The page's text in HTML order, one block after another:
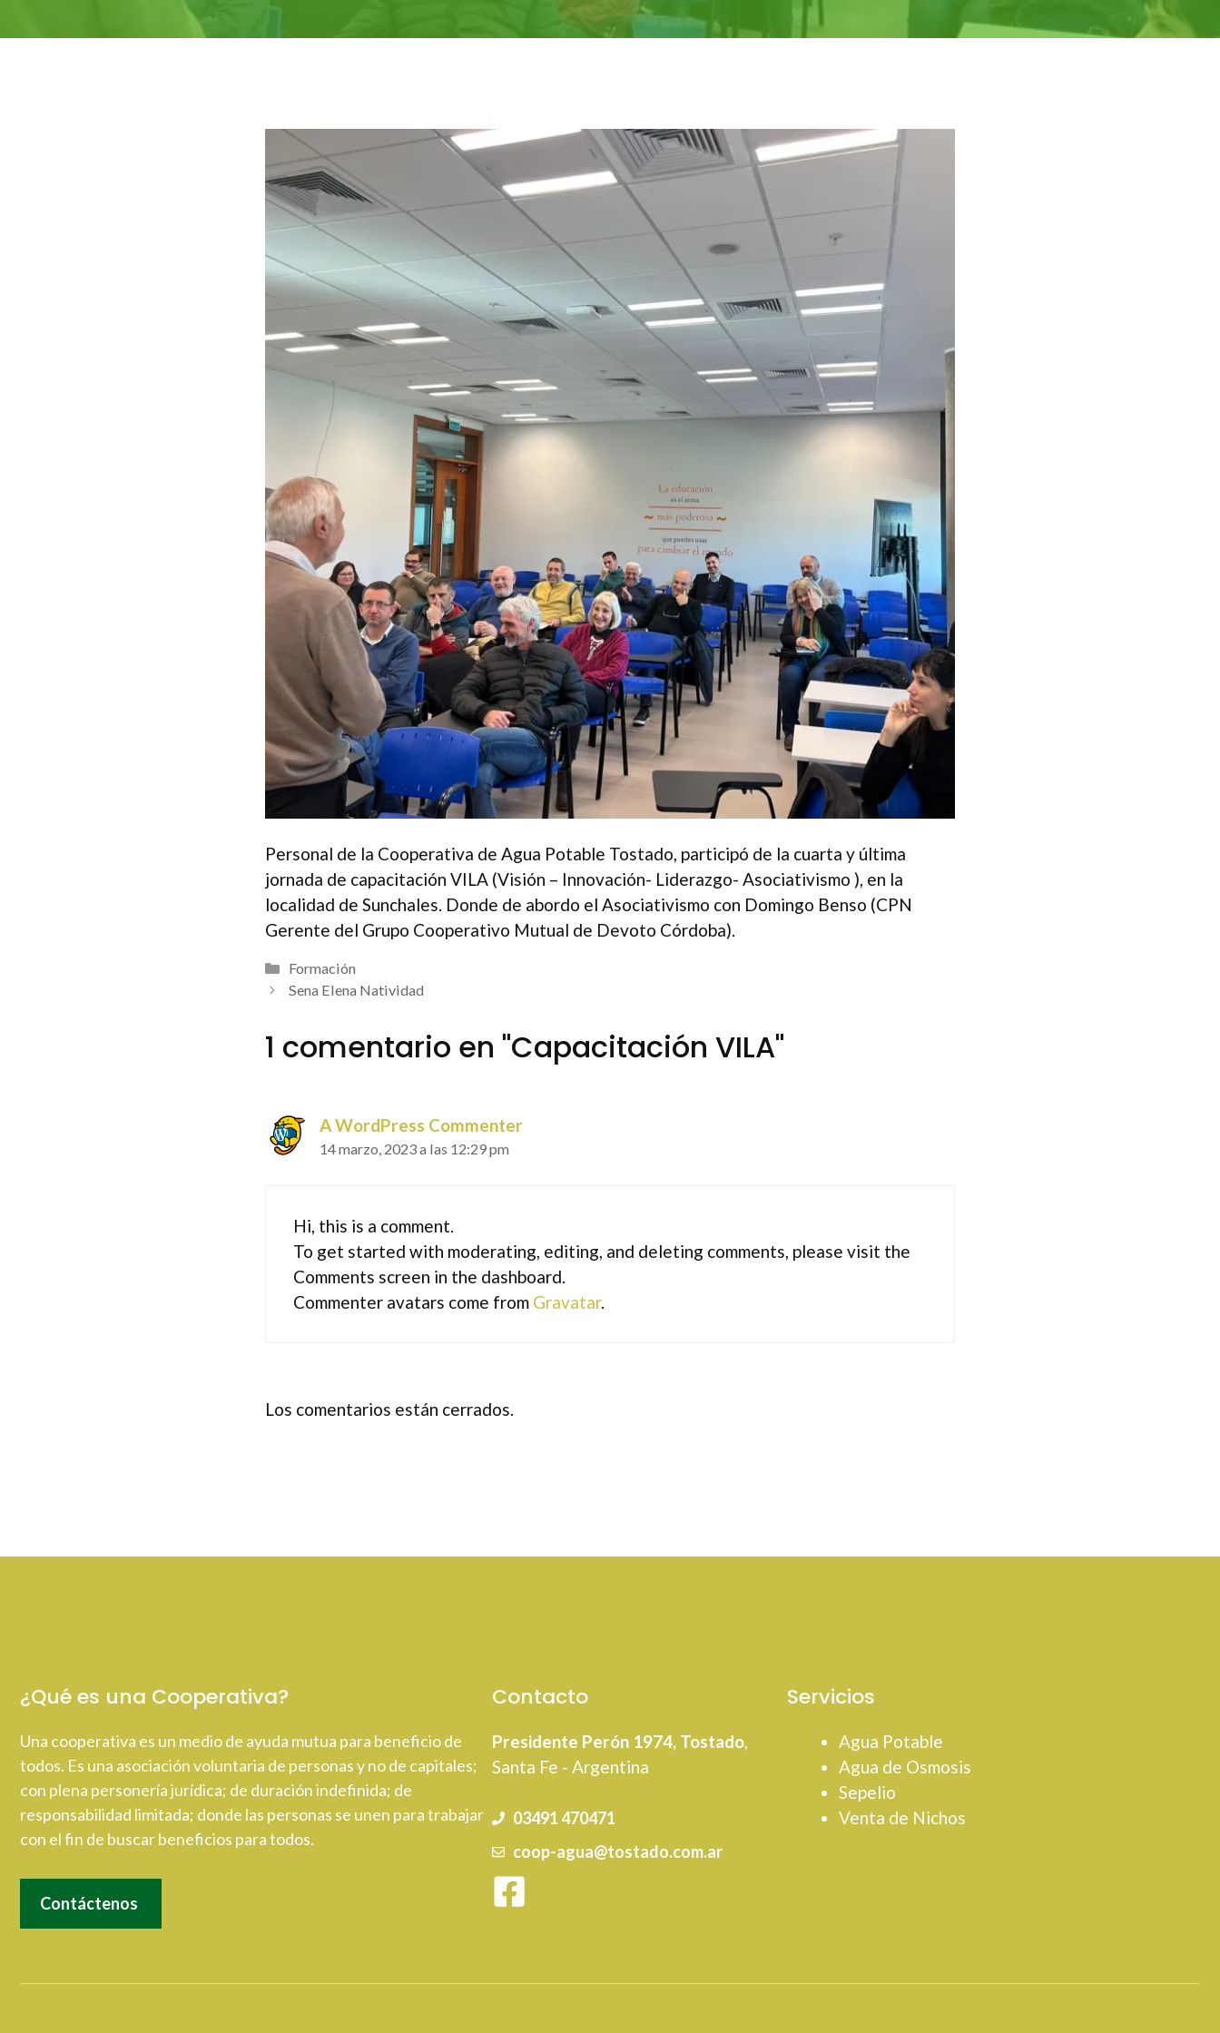
Personal de la Cooperativa de Agua Potable Tostado, participó de la cuarta y última
jornada de capacitación VILA (Visión – Innovación- Liderazgo- Asociativismo ), en la
localidad de Sunchales. Donde de abordo el Asociativismo con Domingo Benso (CPN
Gerente del Grupo Cooperativo Mutual de Devoto Córdoba).
Categorías
Formación
Sena Elena Natividad
1 comentario en "Capacitación VILA"
A WordPress Commenter
14 marzo, 2023 a las 12:29 pm
Hi, this is a comment.
To get started with moderating, editing, and deleting comments, please visit the
Comments screen in the dashboard.
Commenter avatars come from Gravatar.
Los comentarios están cerrados.
¿Qué es una Cooperativa?
Una cooperativa es un medio de ayuda mutua para beneficio de
todos. Es una asociación voluntaria de personas y no de capitales;
con plena personería jurídica; de duración indefinida; de
responsabilidad limitada; donde las personas se unen para trabajar
con el fin de buscar beneficios para todos.
Contáctenos
Contacto
Presidente Perón 1974, Tostado,
Santa Fe - Argentina
03491 470471
coop-agua@tostado.com.ar
Servicios
Agua Potable
Agua de Osmosis
Sepelio
Venta de Nichos